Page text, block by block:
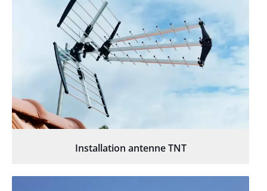
Installation antenne TNT